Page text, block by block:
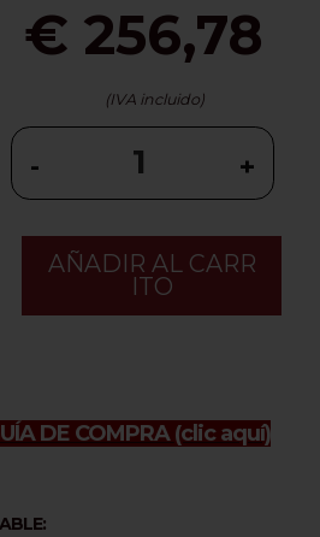
€ 256,78
(IVA incluido)
- +
AÑADIR AL CARR
ITO
DE COMPRA(clic aquí)